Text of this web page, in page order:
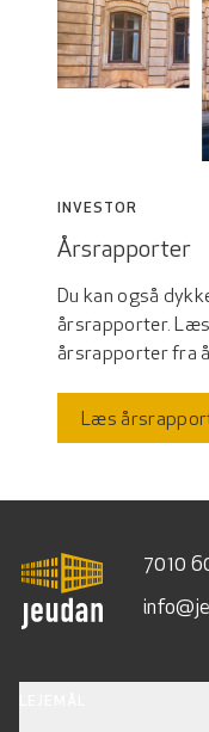
INVESTOR
Årsrapporter
Du kan også
årsrapporter. Læs
årsrapporter fra
Læs
7010